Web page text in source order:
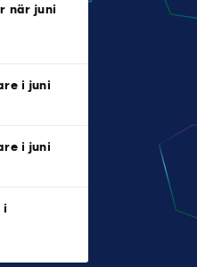
när juni
i juni
i juni
i